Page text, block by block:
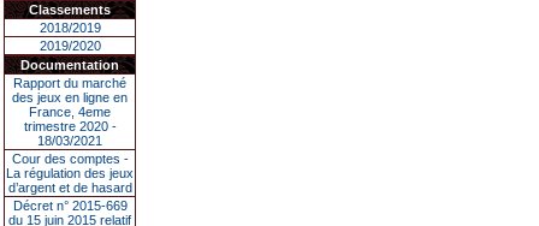
Classements
2018/2019
2019/2020
Documentation
Rapport du marché
des jeux en ligne en
France, 4eme
trimestre 2020 -
18/03/2021
Cour des comptes -
La régulation des jeux
d’argent et de hasard
Décret n° 2015-669
du 15 juin 2015 relatif